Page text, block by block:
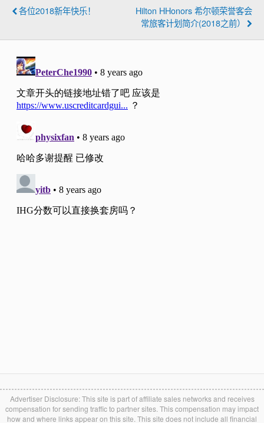
各位2018新年快乐！
Hilton HHonors 希尔顿荣誉客会
常旅客计划简介(2018之前）
Advertiser Disclosure: This site is part of affiliate sales networks and receives
compensation for sending traffic to partner sites. This compensation may impact
how and where links appear on this site. This site does not include all financial